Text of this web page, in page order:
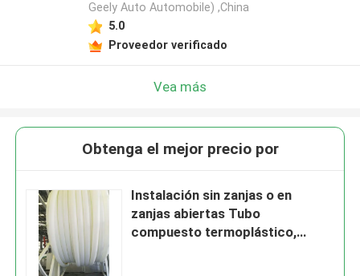
Geely Auto Automobile) ,China
5.0
Proveedor verificado
Vea más
Obtenga el mejor precio por
Instalación sin zanjas o en
zanjas abiertas Tubo
compuesto termoplástico,